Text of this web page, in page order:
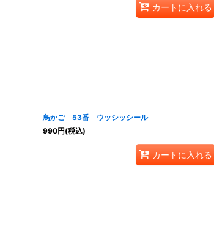
カートに入れる
鳥かご 53番 ウッシッシール
990円(税込)
カートに入れる